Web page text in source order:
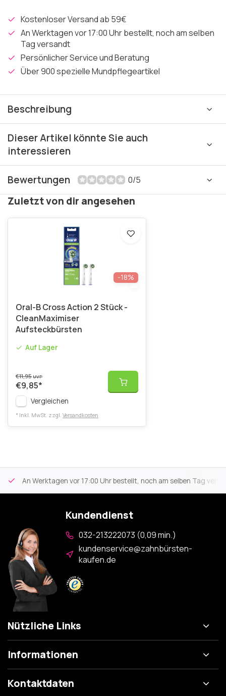
Kostenloser Versand ab 59€
An Werktagen vor 17:00 Uhr bestellt, noch am selben
Tag versandt
Persönlicher Service und Beratung
Über 900 spezielle Mundpflegeartikel
Beschreibung
Dieser Artikel könnte Sie auch
interessieren
Bewertungen 0/5
Zuletzt von dir angesehen
-18%
Oral-B Cross Action 2 Stück -
CleanMaximiser
Aufsteckbürsten
Auf Lager
€11,95UVP
€9,85*
Vergleichen
* Inkl. MwSt. zzgl. Versandkosten
An Werktagen vor 17:00 Uhr bestellt, noch am selben Tag
Kundendienst
032-213222073 (0,09 min.)
kundenservice@zahnbürsten-
kaufen.de
Nützliche Links
Informationen
Kontaktdaten